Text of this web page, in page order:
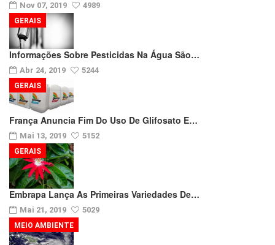
Nov 07, 2019 4989
Informações Sobre Pesticidas Na Água São…
Abr 24, 2019 5244
GERAIS
França Anuncia Fim Do Uso De Glifosato E…
Mai 13, 2019 5152
GERAIS
Embrapa Lança As Primeiras Variedades De…
Mai 21, 2019 5029
GERAIS
MEIO AMBIENTE